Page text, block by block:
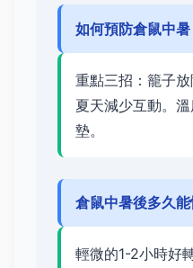
如何預防倉鼠中暑
重點三招：籠子放
夏天減少互動。
墊。
倉鼠中暑後多久能
輕微的1-2小時好